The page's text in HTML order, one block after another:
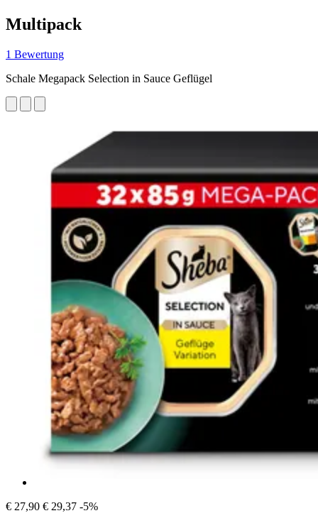
Multipack
1 Bewertung
Schale Megapack Selection in Sauce Geflügel
€ 27,90 € 29,37 -5%